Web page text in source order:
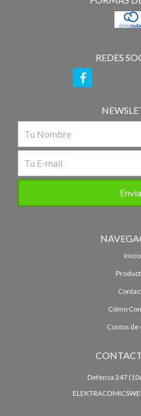
REDES
Inicio
Cómo
Costos de
Defensa 247